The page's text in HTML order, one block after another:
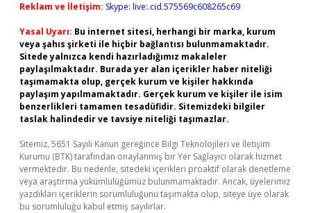
Reklam ve İletişim: Skype: live:.cid.575569c608265c69
Yasal Uyarı: Bu internet sitesi, herhangi bir marka, kurum
veya şahıs şirketi ile hiçbir bağlantısı bulunmamaktadır.
Sitede yalnızca kendi hazırladığımız makaleler
paylaşılmaktadır. Burada yer alan içerikler haber niteliği
taşımamakta olup, gerçek kurum ve kişiler hakkında
paylaşım yapılmamaktadır. Gerçek kurum ve kişiler ile isim
benzerlikleri tamamen tesadüfidir. Sitemizdeki bilgiler
taslak halindedir ve tavsiye niteliği taşımazlar.
Sitemiz, 5651 Sayılı Kanun gereğince Bilgi Teknolojileri ve İletişim
Kurumu (BTK) tarafından onaylanmış bir Yer Sağlayıcı olarak hizmet
vermektedir. Bu nedenle, sitedeki içerikleri proaktif olarak denetleme
veya araştırma yükümlülüğümüz bulunmamaktadır. Ancak, üyelerimiz
yazdıkları içeriklerin sorumluluğunu taşımakta olup, siteye üye olarak
bu sorumluluğu kabul etmiş sayılırlar.